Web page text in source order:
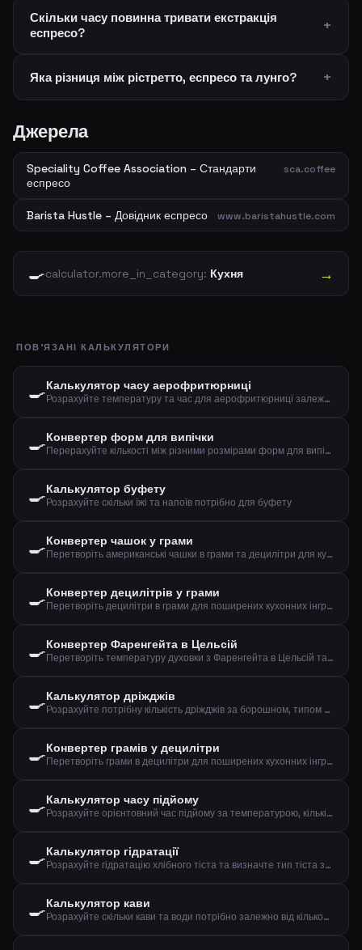
Скільки часу повинна тривати екстракція
еспресо?
Яка різниця між рістретто, еспресо та лунго?
Джерела
Speciality Coffee Association – Стандарти
еспресо
sca.coffee
Barista Hustle – Довідник еспресо www.baristahustle.com
🍳calculator.more_in_category: Кухня →
ПОВ'ЯЗАНІ КАЛЬКУЛЯТОРИ
🍳Калькулятор часу аерофритюрниці
Розрахуйте температуру та час для аерофритюрниці залежно від типу їжі та кількості
🍳Конвертер форм для випічки
Перерахуйте кількості між різними розмірами форм для випічки за діаметром
🍳Калькулятор буфету
Розрахуйте скільки їжі та напоїв потрібно для буфету
🍳Конвертер чашок у грами
Перетворіть американські чашки в грами та децилітри для кухонних інгредієнтів
🍳Конвертер децилітрів у грами
Перетворіть децилітри в грами для поширених кухонних інгредієнтів
🍳Конвертер Фаренгейта в Цельсій
Перетворіть температуру духовки з Фаренгейта в Цельсій та конвекцію
🍳Калькулятор дріжджів
Розрахуйте потрібну кількість дріжджів за борошном, типом дріжджів та часом підйому
🍳Конвертер грамів у децилітри
Перетворіть грами в децилітри для поширених кухонних інгредієнтів
🍳Калькулятор часу підйому
Розрахуйте орієнтовний час підйому за температурою, кількістю дріжджів та борошна
🍳Калькулятор гідратації
Розрахуйте гідратацію хлібного тіста та визначте тип тіста за борошном та водою
🍳Калькулятор кави
Розрахуйте скільки кави та води потрібно залежно від кількості чашок та міцності